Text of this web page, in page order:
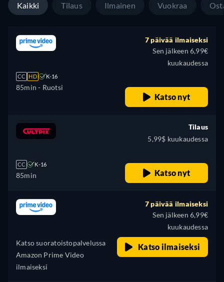
Kaikki Tilaus Ilmainen Vuokraa
CC HD K-16
85min - Ruotsi
7 päivää ilmaiseksi
Sen jälkeen 6,99€
kuukaudessa
Katso nyt
CC K-16
85min
Tilaus
5,99$ kuukaudessa
Katso nyt
Katso suoratoistopalvelussa
Amazon Prime Video
ilmaiseksi
7 päivää ilmaiseksi
Sen jälkeen 6,99€
kuukaudessa
Katso ilmaiseksi